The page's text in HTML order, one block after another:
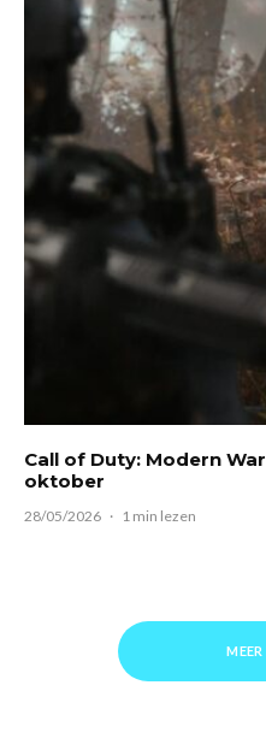
Call of Duty: Modern
oktober
28/05/2026 · 1 min lezen